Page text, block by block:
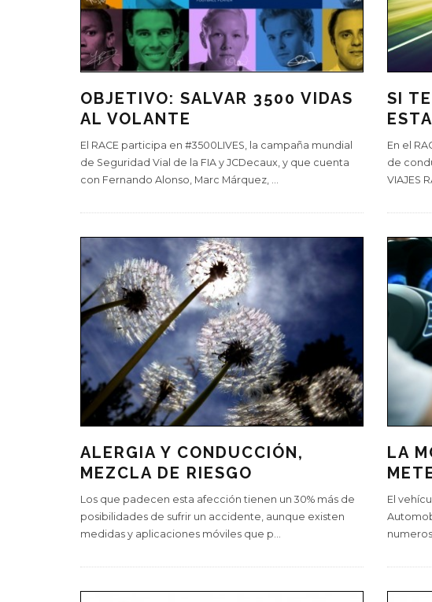
OBJETIVO: SALVAR 3500 VIDAS
AL VOLANTE
El RACE participa en #3500LIVES, la campaña mundial
de Seguridad Vial de la FIA y JCDecaux, y que cuenta
con Fernando Alonso, Marc Márquez, ...
SI
En el
de
VIAJES
ALERGIA Y CONDUCCIÓN,
MEZCLA DE RIESGO
Los que padecen esta afección tienen un 30% más de
posibilidades de sufrir un accidente, aunque existen
medidas y aplicaciones móviles que p
LA
El